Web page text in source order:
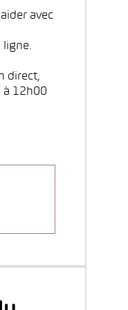
avec
ligne.
direct,
à 12h00